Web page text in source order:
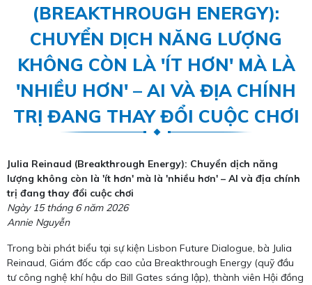
(BREAKTHROUGH ENERGY):
CHUYỂN DỊCH NĂNG LƯỢNG
KHÔNG CÒN LÀ 'ÍT HƠN' MÀ LÀ
'NHIỀU HƠN' – AI VÀ ĐỊA CHÍNH
TRỊ ĐANG THAY ĐỔI CUỘC CHƠI
Julia Reinaud (Breakthrough Energy): Chuyển dịch năng
lượng không còn là 'ít hơn' mà là 'nhiều hơn' – AI và địa chính
trị đang thay đổi cuộc chơi
Ngày 15 tháng 6 năm 2026
Annie Nguyễn
Trong bài phát biểu tại sự kiện Lisbon Future Dialogue, bà Julia
Reinaud, Giám đốc cấp cao của Breakthrough Energy (quỹ đầu
tư công nghệ khí hậu do Bill Gates sáng lập), thành viên Hội đồng